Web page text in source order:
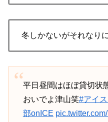
冬しかないがそれなり
平日昼間はほぼ貸切状
おいでよ津山笑#アイ
部onICE